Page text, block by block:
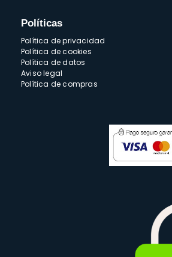
Políticas
Política de privacidad
Política de cookies
Política de datos
Aviso legal
Política de compras